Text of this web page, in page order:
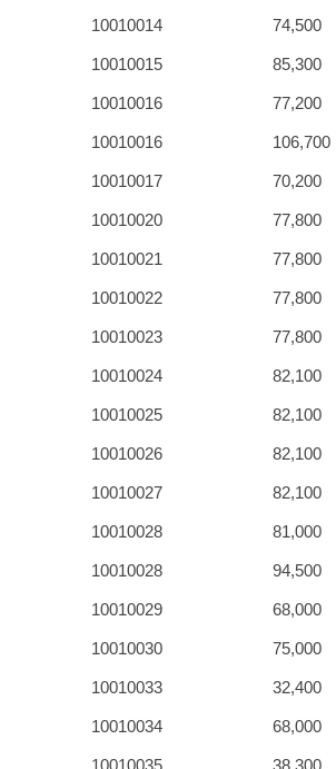
10010014 74,500
10010015 85,300
10010016 77,200
10010016 106,700
10010017 70,200
10010020 77,800
10010021 77,800
10010022 77,800
10010023 77,800
10010024 82,100
10010025 82,100
10010026 82,100
10010027 82,100
10010028 81,000
10010028 94,500
10010029 68,000
10010030 75,000
10010033 32,400
10010034 68,000
10010035 38,300